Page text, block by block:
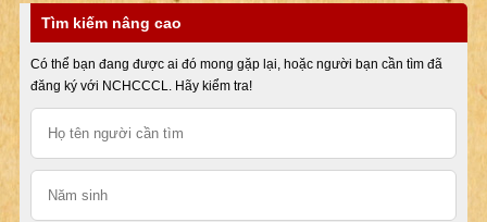
Tìm kiếm nâng cao
Có thể bạn đang được ai đó mong gặp lại, hoặc người bạn cần tìm đã
đăng ký với NCHCCCL. Hãy kiểm tra!